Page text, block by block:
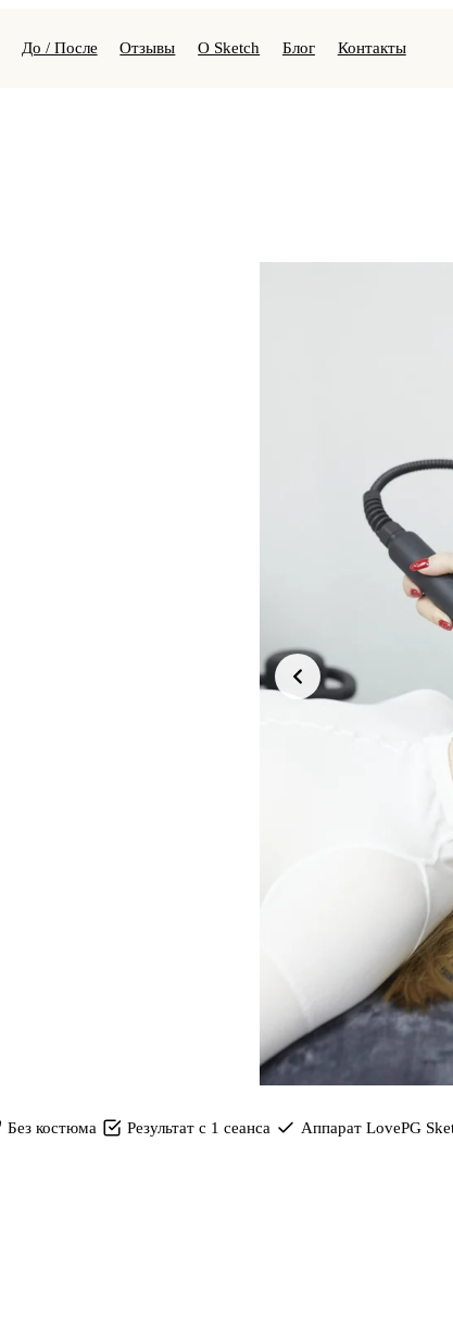
До / После Отзывы О Sketch Блог Контакты
Без костюма Результат с 1 сеанса Аппарат LovePG